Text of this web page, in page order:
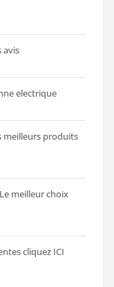
avis
electrique
meilleurs produits
meilleur choix
cliquez ICI